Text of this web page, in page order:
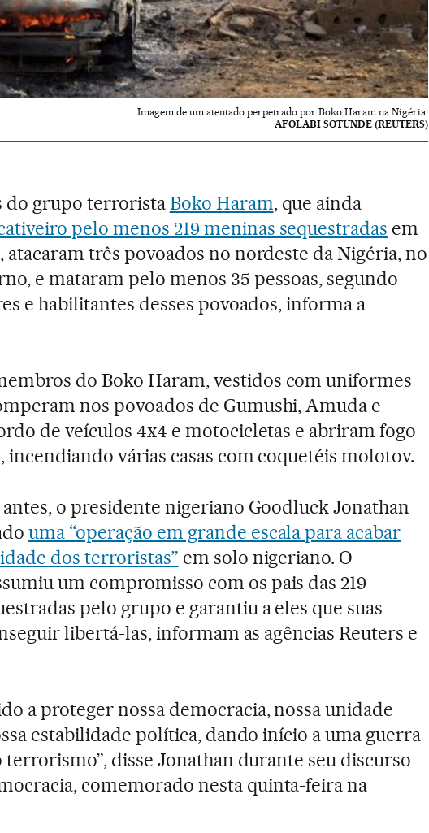
Imagem de um atentado perpetrado por Boko Haram na Nigéria.
AFOLABI SOTUNDE (REUTERS)
do grupo terroristaBoko Haram, que ainda
pelo menos 219 meninas sequestradas em
atacaram três povoados no nordeste da Nigéria, no
e mataram pelo menos 35 pessoas, segundo
e habilitantes desses povoados, informa a
do Boko Haram, vestidos com uniformes
nos povoados de Gumushi, Amuda e
de veículos 4x4 e motocicletas e abriram fogo
incendiando várias casas com coquetéis molotov.
antes, o presidente nigeriano Goodluck Jonathan
uma “operação em grande escala para acabar
dos terroristas” em solo nigeriano. O
um compromisso com os pais das 219
pelo grupo e garantiu a eles que suas
libertá-las, informam as agências Reuters e
a proteger nossa democracia, nossa unidade
estabilidade política, dando início a uma guerra
disse Jonathan durante seu discurso
comemorado nesta quinta-feira na